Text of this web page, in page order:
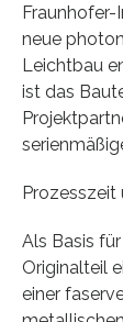
neue
Leichtbau
ist das
Prozesszeit
Als Basis
Originalteil
einer